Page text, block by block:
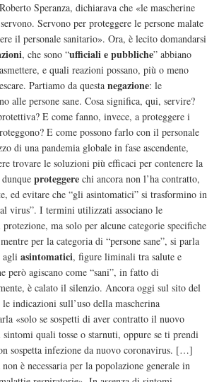
Speranza, dichiarava che «le mascherine
Servono per proteggere le persone malate
il personale sanitario». Ora, è lecito domandarsi
, che sono “ufficiali e pubbliche” abbiano
e quali reazioni possano, più o meno
Partiamo da questa negazione: le
alle persone sane. Cosa significa, qui, servire?
E come fanno, invece, a proteggere i
E come possono farlo con il personale
di una pandemia globale in fase ascendente,
trovare le soluzioni più efficaci per contenere la
proteggere chi ancora non l’ha contratto,
ed evitare che “gli asintomatici” si trasformino in
virus”. I termini utilizzati associano le
ma solo per alcune categorie specifiche
per la categoria di “persone sane”, si parla
agli asintomatici, figure liminali tra salute e
però agiscano come “sani”, in fatto di
è calato il silenzio. Ancora oggi sul sito del
indicazioni sull’uso della mascherina
«solo se sospetti di aver contratto il nuovo
sintomi quali tosse o starnuti, oppure se ti prendi
sospetta infezione da nuovo coronavirus. […]
è necessaria per la popolazione generale in